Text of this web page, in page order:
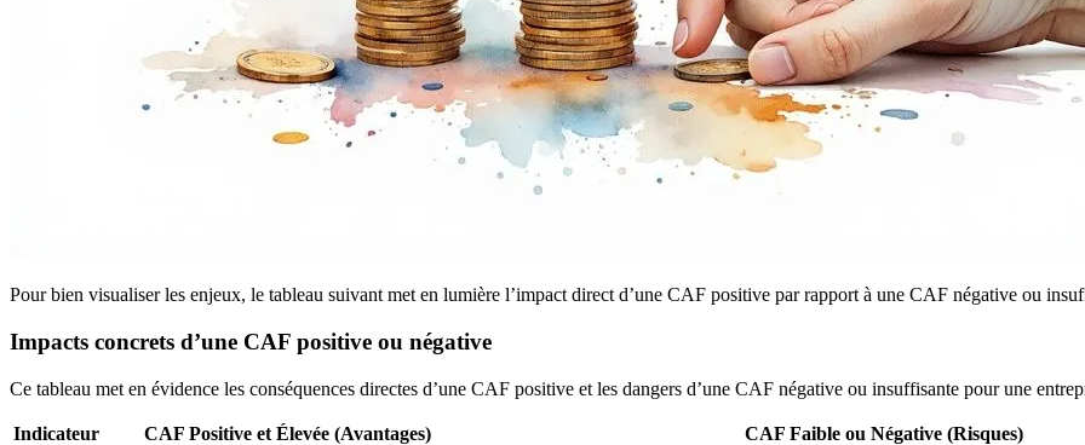
Pour bien visualiser les enjeux, le tableau suivant met en lumière l’impact direct d’une CAF positive par rapport à une CAF négative ou
Impacts concrets d’une CAF positive ou négative
Ce tableau met en évidence les conséquences directes d’une CAF positive et les dangers d’une CAF négative ou insuffisante pour une
Indicateur CAF Positive et Élevée (Avantages)
CAF Faible ou Négative (Risques)